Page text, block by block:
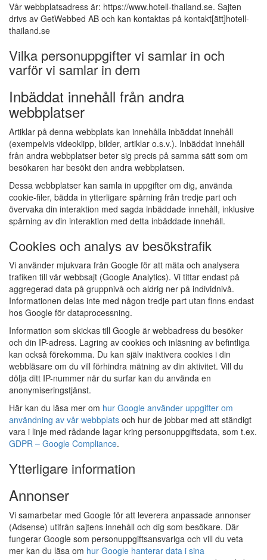
Vår webbplatsadress är: https://www.hotell-thailand.se. Sajten
drivs av GetWebbed AB och kan kontaktas på kontakt[ätt]hotell-
thailand.se
Vilka personuppgifter vi samlar in och
varför vi samlar in dem
Inbäddat innehåll från andra
webbplatser
Artiklar på denna webbplats kan innehålla inbäddat innehåll
(exempelvis videoklipp, bilder, artiklar o.s.v.). Inbäddat innehåll
från andra webbplatser beter sig precis på samma sätt som om
besökaren har besökt den andra webbplatsen.
Dessa webbplatser kan samla in uppgifter om dig, använda
cookie-filer, bädda in ytterligare spårning från tredje part och
övervaka din interaktion med sagda inbäddade innehåll, inklusive
spårning av din interaktion med detta inbäddade innehåll.
Cookies och analys av besökstrafik
Vi använder mjukvara från Google för att mäta och analysera
trafiken till vår webbsajt (Google Analytics). Vi tittar endast på
aggregerad data på gruppnivå och aldrig ner på individnivå.
Informationen delas inte med någon tredje part utan finns endast
hos Google för dataprocessning.
Information som skickas till Google är webbadress du besöker
och din IP-adress. Lagring av cookies och inläsning av befintliga
kan också förekomma. Du kan själv inaktivera cookies i din
webbläsare om du vill förhindra mätning av din aktivitet. Vill du
dölja ditt IP-nummer när du surfar kan du använda en
anonymiseringstjänst.
Här kan du läsa mer om hur Google använder uppgifter om
användning av vår webbplats och hur de jobbar med att ständigt
vara i linje med rådande lagar kring personuppgiftsdata, som t.ex.
GDPR – Google Compliance.
Ytterligare information
Annonser
Vi samarbetar med Google för att leverera anpassade annonser
(Adsense) utifrån sajtens innehåll och dig som besökare. Där
fungerar Google som personuppgiftsansvariga och vill du veta
mer kan du läsa om hur Google hanterar data i sina